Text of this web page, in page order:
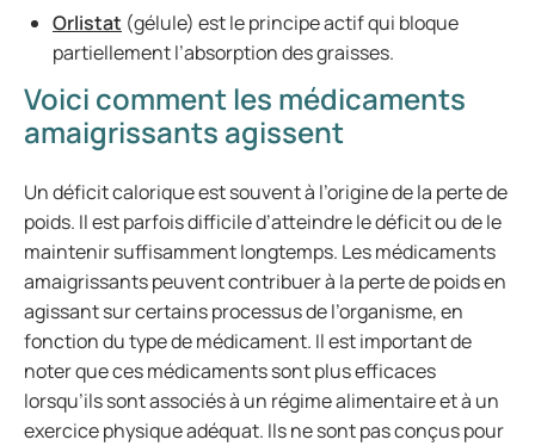
Orlistat (gélule) est le principe actif qui bloque
partiellement l’absorption des graisses.
Voici comment les médicaments
amaigrissants agissent
Un déficit calorique est souvent à l’origine de la perte de
poids. Il est parfois difficile d’atteindre le déficit ou de le
maintenir suffisamment longtemps. Les médicaments
amaigrissants peuvent contribuer à la perte de poids en
agissant sur certains processus de l’organisme, en
fonction du type de médicament. Il est important de
noter que ces médicaments sont plus efficaces
lorsqu’ils sont associés à un régime alimentaire et à un
exercice physique adéquat. Ils ne sont pas conçus pour